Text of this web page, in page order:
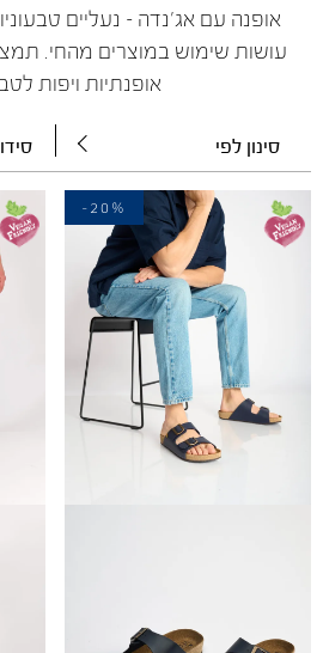
אופנה עם אג'נדה - נעליים
עושות שימוש במוצרים מהחי.
אופנתיות ויפות
סינון לפי
-20%